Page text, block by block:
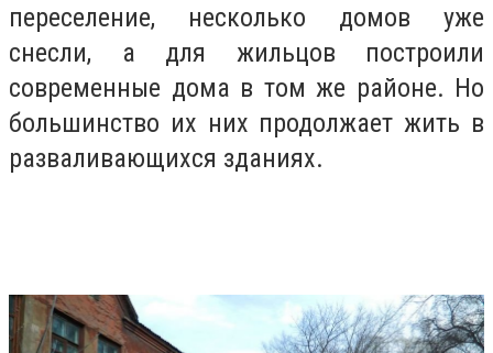
переселение, несколько домов уже
снесли, а для жильцов построили
современные дома в том же районе. Но
большинство их них продолжает жить в
разваливающихся зданиях.